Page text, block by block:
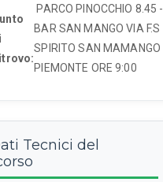
PARCO PINOCCHIO 8.45 -
BAR SAN MANGO VIA F.S
SPIRITO SAN MAMANGO
PIEMONTE ORE 9:00
Tecnici del